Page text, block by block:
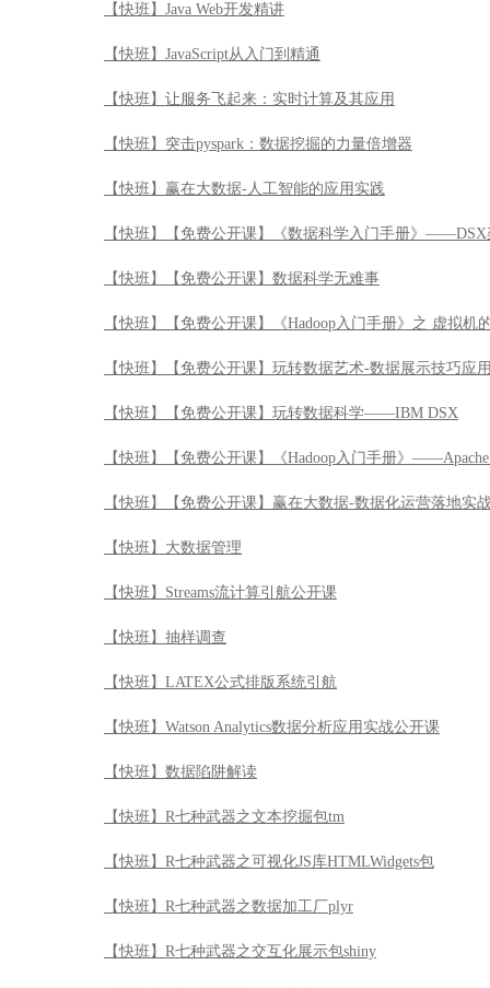
【快班】Java Web开发精讲
【快班】JavaScript从入门到精通
【快班】让服务飞起来：实时计算及其应用
【快班】突击pyspark：数据挖掘的力量倍增器
【快班】赢在大数据-人工智能的应用实践
【快班】【免费公开课】《数据科学入门手册》
【快班】【免费公开课】数据科学无难事
【快班】【免费公开课】《Hadoop入门手册》之 虚拟机
【快班】【免费公开课】玩转数据艺术-数据展示技巧应
【快班】【免费公开课】玩转数据科学——IBM DSX
【快班】【免费公开课】《Hadoop入门手册》
【快班】【免费公开课】赢在大数据-数据化运营落地实
【快班】大数据管理
【快班】Streams流计算引航公开课
【快班】抽样调查
【快班】LATEX公式排版系统引航
【快班】Watson Analytics数据分析应用实战公开课
【快班】数据陷阱解读
【快班】R七种武器之文本挖掘包tm
【快班】R七种武器之可视化JS库HTMLWidgets包
【快班】R七种武器之数据加工厂plyr
【快班】R七种武器之交互化展示包shiny